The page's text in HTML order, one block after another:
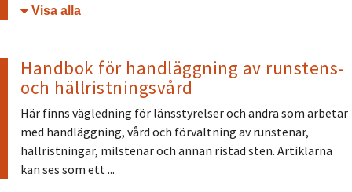
Öppna/stäng
Handbok för handläggning av runstens-
och hällristningsvård
Här finns vägledning för länsstyrelser och andra som arbetar
med handläggning, vård och förvaltning av runstenar,
hällristningar, milstenar och annan ristad sten. Artiklarna
kan ses som ett ...